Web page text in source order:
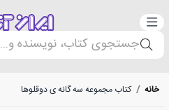
دسته‌بندی
جستجوی کتاب، نویسنده و...
خانه / کتاب مجموعه سه گانه ی دوقلوها